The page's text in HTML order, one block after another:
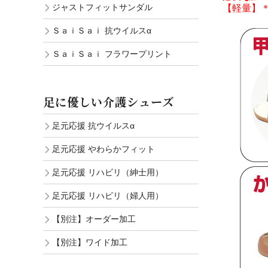
【軽量】
ジャストフィットサンダル
ＳａｉＳａｉ 抗ウイルスα
ＳａｉＳａｉ フラワープリント
足に優しい介護シューズ
足元応援 抗ウイルスα
足元応援 やわらかフィット
足元応援 リハビリ（紳士用）
足元応援 リハビリ（婦人用）
【別注】オーダー加工
【別注】ワイド加工